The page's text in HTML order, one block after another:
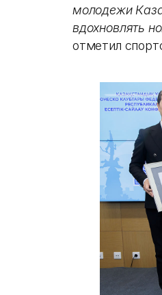
молодежи
вдохновлять
отметил